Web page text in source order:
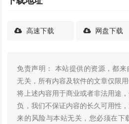
高速下载 网盘下载
免责声明： 本站提供的资源，都
无关，所有内容及软件的文章仅限
将上述内容用于商业或者非法用途
负，我们不保证内容的长久可用性
来的风险与本站无关，您必须在下